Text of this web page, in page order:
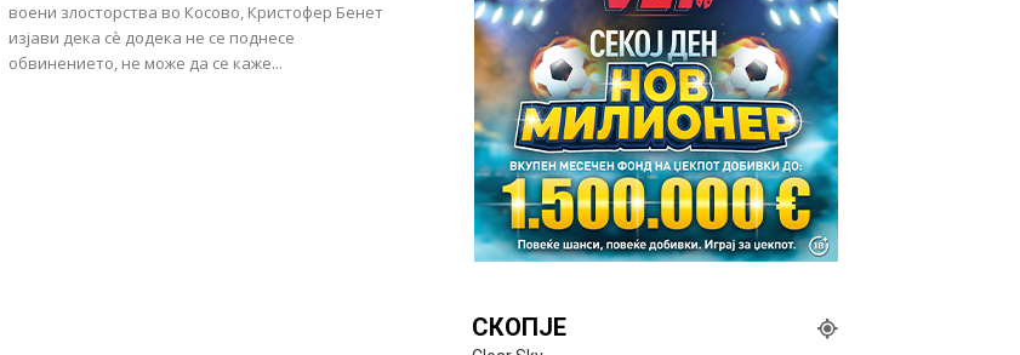
воени злосторства во Косово, Кристофер Бенет
изјави дека сè додека не се поднесе
обвинението, не може да се каже...